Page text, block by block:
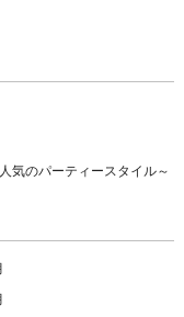
気のパーティースタイル～